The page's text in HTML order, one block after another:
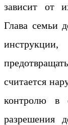
зависит от
Глава семьи
считается
контролю в
разрешения